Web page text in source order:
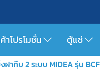
าโปรโมชั่น ตู้แช่
ฝาทึบ 2 ระบบ MIDEA รุ่น